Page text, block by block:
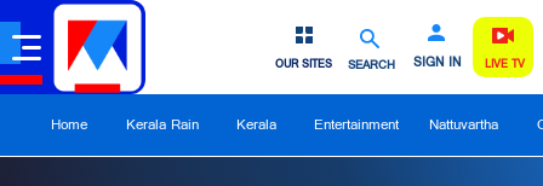
SEARCH SIGN IN
OUR SITES LIVE TV
Home Kerala Rain Kerala Entertainment Nattuvartha